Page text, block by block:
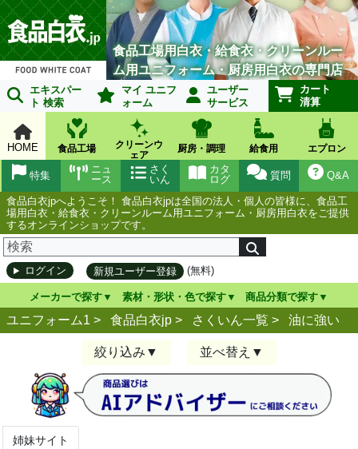
食品工場用白衣・給食衣・クリーンルー
ム用ユニフォーム・厨房用白衣の専門店
エキスパー
ト 検索
マイ ユニフ
ォーム
ユーザー
サービス
カート
清算
HOME 食品工場
クリーンウ
ェア
厨房・調理 給食用 エプロン
Q&A
質問
カタ
ログ
さく
いん
ニュ
ース
特集
食品白衣jpへようこそ！ 食品白衣jpは全国の法人・個人の皆様に、食品工
場用白衣・給食衣・クリーンルーム用ユニフォーム・厨房用白衣をご提供
するオンラインショップです。
ログイン 新規ユーザー登録 (無料)
メーカーで探す 素材・形状・色で探す 商品分類で探す
ユニフォーム1 > 食品白衣jp > さくいん一覧 > 油に強い
絞り込み 並べ替え
姉妹サイト